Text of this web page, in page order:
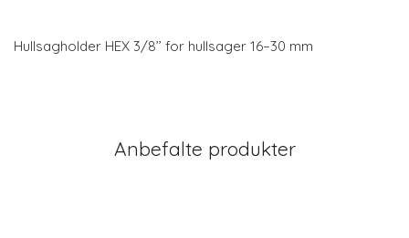
Hullsagholder HEX 3/8’’ for hullsager 16–30 mm
Anbefalte produkter